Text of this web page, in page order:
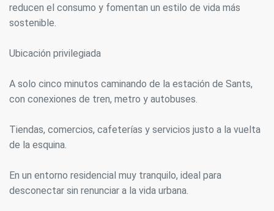
reducen el consumo y fomentan un estilo de vida más
sostenible.
Ubicación privilegiada
A solo cinco minutos caminando de la estación de Sants,
con conexiones de tren, metro y autobuses.
Tiendas, comercios, cafeterías y servicios justo a la vuelta
de la esquina.
En un entorno residencial muy tranquilo, ideal para
desconectar sin renunciar a la vida urbana.